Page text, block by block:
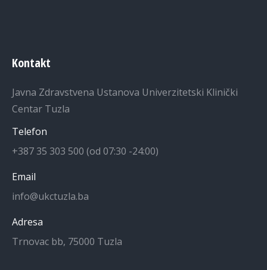
Kontakt
Javna Zdravstvena Ustanova Univerzitetski Klinički
Centar Tuzla
Telefon
+387 35 303 500 (od 07:30 -24:00)
Email
info@ukctuzla.ba
Adresa
Trnovac bb, 75000 Tuzla